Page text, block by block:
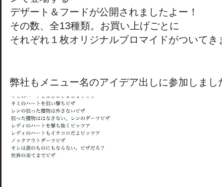
デザート＆フードが公開されましたよー！
その数、全13種類。お買い上げごとに
それぞれ１枚オリジナルブロマイドがついてき
弊社もメニュー名のアイデア出しに参加しまし